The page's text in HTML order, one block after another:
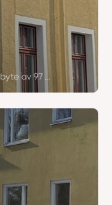
Projektet Almen 7 i Oxelösund omfattade byte av 97 fönster i en Q-märkt fastighet från 1918. Arbetet utfördes med högkvalitativa träfönster från Snidex, där modern teknik kombinerades med traditionellt hantverk för att bevara byggnadens historiska karaktär. Resultatet uppfyller både estetiska krav och dagens standarder för komfort och energieffektivitet.